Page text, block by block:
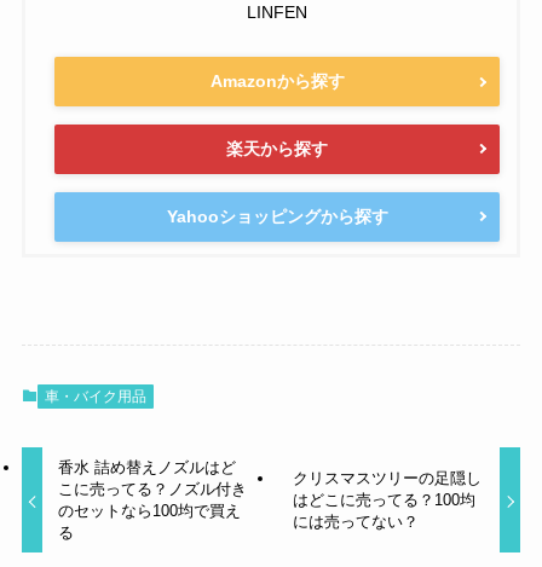
LINFEN
Amazonから探す
楽天から探す
Yahooショッピングから探す
車・バイク用品
香水 詰め替えノズルはど
こに売ってる？ノズル付き
のセットなら100均で買え
る
クリスマスツリーの足隠し
はどこに売ってる？100均
には売ってない？